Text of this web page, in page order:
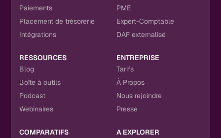
Paiements
Placement de trésorerie
Intégrations
PME
Expert-Comptable
DAF externalisé
RESSOURCES
Blog
Boîte à outils
Podcast
Webinaires
ENTREPRISE
Tarifs
À Propos
Nous rejoindre
Presse
COMPARATIFS A EXPLORER